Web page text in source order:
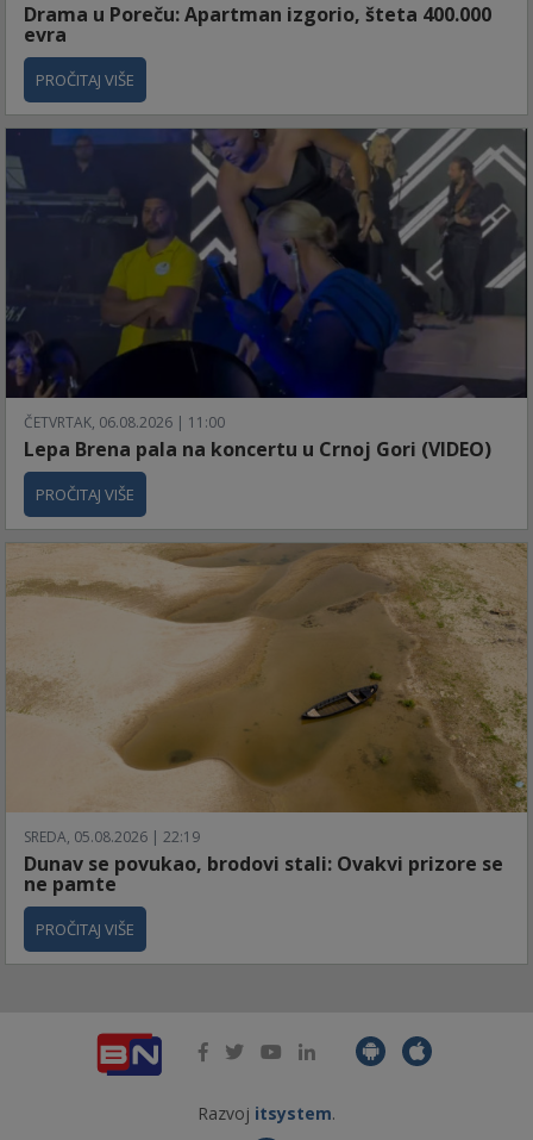
Drama u Poreču: Apartman izgorio, šteta 400.000
evra
PROČITAJ VIŠE
ČETVRTAK, 06.08.2026 | 11:00
Lepa Brena pala na koncertu u Crnoj Gori (VIDEO)
PROČITAJ VIŠE
SREDA, 05.08.2026 | 22:19
Dunav se povukao, brodovi stali: Ovakvi prizore se
ne pamte
PROČITAJ VIŠE
Razvoj itsystem.